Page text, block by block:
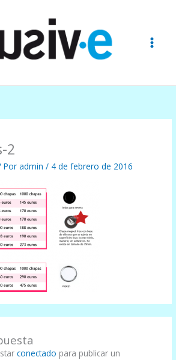
2
Poradmin/ 4 de febrero de 2016
conectado para publicar un